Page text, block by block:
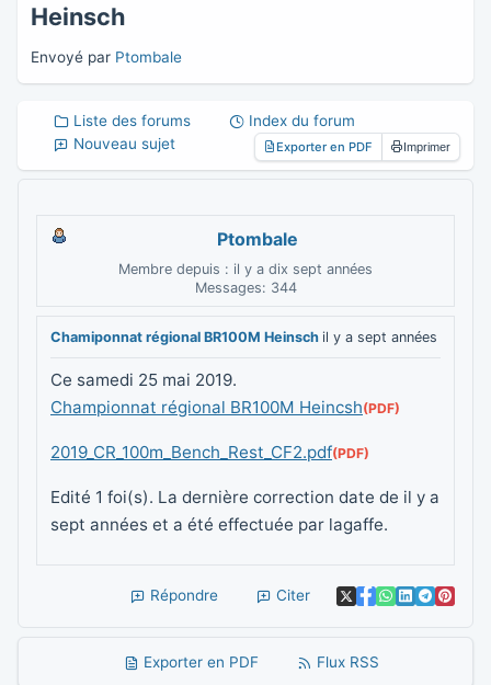
Heinsch
Envoyé par Ptombale
Liste des forums
Index du forum
Nouveau sujet
Exporter en PDF Imprimer
Ptombale
Membre depuis : il y a dix sept années
Messages: 344
Chamiponnat régional BR100M Heinsch il y a sept années
Ce samedi 25 mai 2019.
Championnat régional BR100M Heincsh
2019_CR_100m_Bench_Rest_CF2.pdf
Edité 1 foi(s). La dernière correction date de il y a
sept années et a été effectuée par lagaffe.
Répondre Citer
Exporter en PDF Flux RSS